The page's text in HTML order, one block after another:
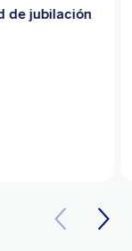
de jubilación